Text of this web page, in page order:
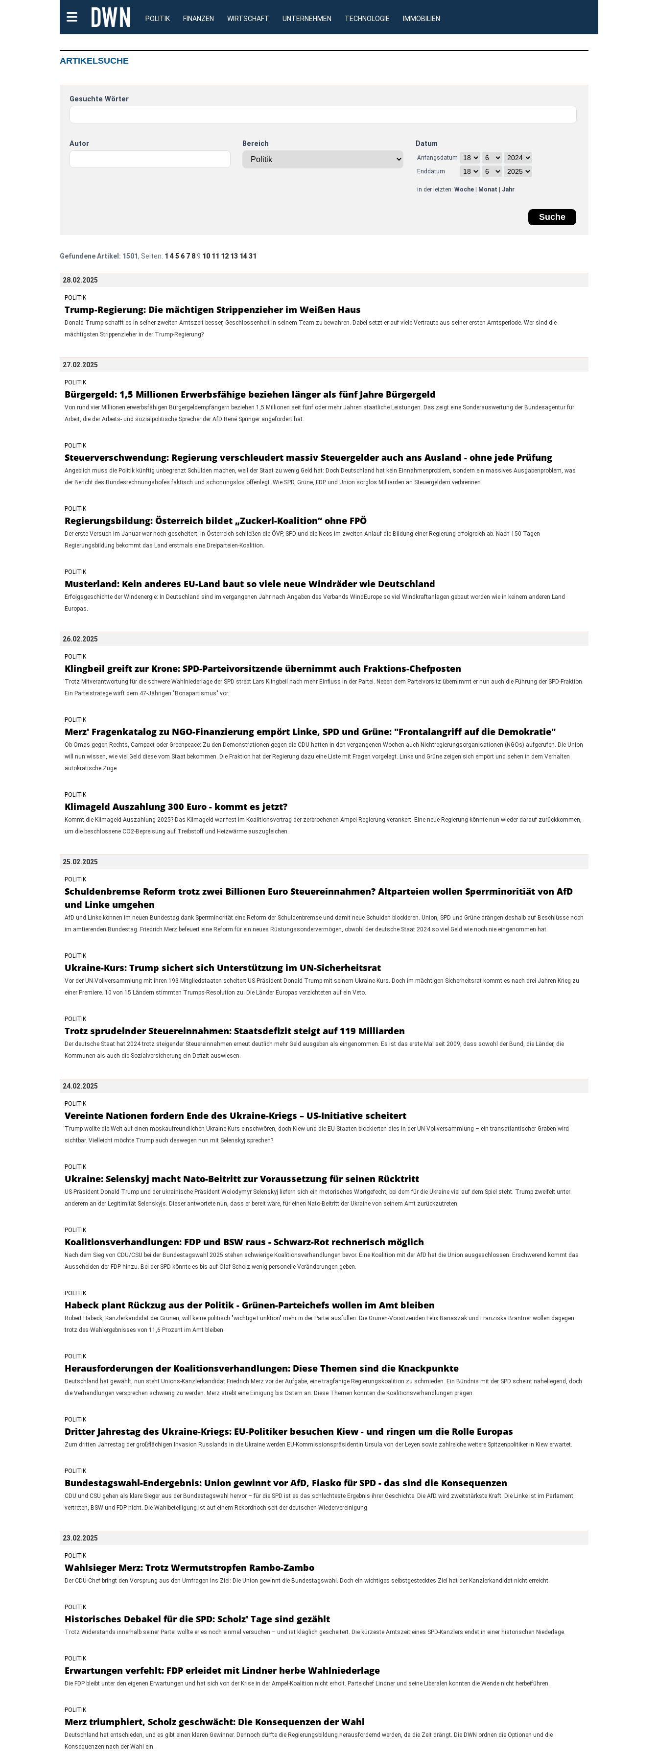
POLITIK FINANZEN WIRTSCHAFT UNTERNEHMEN TECHNOLOGIE IMMOBILIEN
ARTIKELSUCHE
Gesuchte Wörter
Autor Bereich Datum
Anfangsdatum
Enddatum
in der letzten: Woche| Monat Jahr
Gefundene Artikel: 1501, Seiten: 1 45 6 7 89 10 11 12 13 1431
28.02.2025
POLITIK
Trump-Regierung: Die mächtigen Strippenzieher im Weißen Haus
Donald Trump schafft es in seiner zweiten Amtszeit besser, Geschlossenheit in seinem Team zu bewahren. Dabei setzt er auf viele Vertraute aus seiner ersten Amtsperiode. Wer sind die
mächtigsten Strippenzieher in der Trump-Regierung?
27.02.2025
POLITIK
Bürgergeld: 1,5 Millionen Erwerbsfähige beziehen länger als fünf Jahre Bürgergeld
Von rund vier Millionen erwerbsfähigen Bürgergeldempfängern beziehen 1,5 Millionen seit fünf oder mehr Jahren staatliche Leistungen. Das zeigt eine Sonderauswertung der Bundesagentur für
Arbeit, die der Arbeits- und sozialpolitische Sprecher der AfD René Springer angefordert hat.
POLITIK
Steuerverschwendung: Regierung verschleudert massiv Steuergelder auch ans Ausland - ohne jede Prüfung
Angeblich muss die Politik künftig unbegrenzt Schulden machen, weil der Staat zu wenig Geld hat: Doch Deutschland hat kein Einnahmenproblem, sondern ein massives Ausgabenproblem, was
der Bericht des Bundesrechnungshofes faktisch und schonungslos offenlegt. Wie SPD, Grüne, FDP und Union sorglos Milliarden an Steuergeldern verbrennen.
POLITIK
Regierungsbildung: Österreich bildet „Zuckerl-Koalition“ ohne FPÖ
Der erste Versuch im Januar war noch gescheitert: In Österreich schließen die ÖVP, SPD und die Neos im zweiten Anlauf die Bildung einer Regierung erfolgreich ab. Nach 150 Tagen
Regierungsbildung bekommt das Land erstmals eine Dreiparteien-Koalition.
POLITIK
Musterland: Kein anderes EU-Land baut so viele neue Windräder wie Deutschland
Erfolgsgeschichte der Windenergie: In Deutschland sind im vergangenen Jahr nach Angaben des Verbands WindEurope so viel Windkraftanlagen gebaut worden wie in keinem anderen Land
Europas.
26.02.2025
POLITIK
Klingbeil greift zur Krone: SPD-Parteivorsitzende übernimmt auch Fraktions-Chefposten
Trotz Mitverantwortung für die schwere Wahlniederlage der SPD strebt Lars Klingbeil nach mehr Einfluss in der Partei. Neben dem Parteivorsitz übernimmt er nun auch die Führung der SPD-Fraktion.
Ein Parteistratege wirft dem 47-Jährigen "Bonapartismus" vor.
POLITIK
Merz' Fragenkatalog zu NGO-Finanzierung empört Linke, SPD und Grüne: "Frontalangriff auf die Demokratie"
Ob Omas gegen Rechts, Campact oder Greenpeace: Zu den Demonstrationen gegen die CDU hatten in den vergangenen Wochen auch Nichtregierungsorganisationen (NGOs) aufgerufen. Die Union
will nun wissen, wie viel Geld diese vom Staat bekommen. Die Fraktion hat der Regierung dazu eine Liste mit Fragen vorgelegt. Linke und Grüne zeigen sich empört und sehen in dem Verhalten
autokratische Züge.
POLITIK
Klimageld Auszahlung 300 Euro - kommt es jetzt?
Kommt die Klimageld-Auszahlung 2025? Das Klimageld war fest im Koalitionsvertrag der zerbrochenen Ampel-Regierung verankert. Eine neue Regierung könnte nun wieder darauf zurückkommen,
um die beschlossene CO2-Bepreisung auf Treibstoff und Heizwärme auszugleichen.
25.02.2025
POLITIK
Schuldenbremse Reform trotz zwei Billionen Euro Steuereinnahmen? Altparteien wollen Sperrminoritiät von AfD
und Linke umgehen
AfD und Linke können im neuen Bundestag dank Sperrminorität eine Reform der Schuldenbremse und damit neue Schulden blockieren. Union, SPD und Grüne drängen deshalb auf Beschlüsse noch
im amtierenden Bundestag. Friedrich Merz befeuert eine Reform für ein neues Rüstungssondervermögen, obwohl der deutsche Staat 2024 so viel Geld wie noch nie eingenommen hat.
POLITIK
Ukraine-Kurs: Trump sichert sich Unterstützung im UN-Sicherheitsrat
Vor der UN-Vollversammlung mit ihren 193 Mitgliedstaaten scheitert US-Präsident Donald Trump mit seinem Ukraine-Kurs. Doch im mächtigen Sicherheitsrat kommt es nach drei Jahren Krieg zu
einer Premiere. 10 von 15 Ländern stimmten Trumps-Resolution zu. Die Länder Europas verzichteten auf ein Veto.
POLITIK
Trotz sprudelnder Steuereinnahmen: Staatsdefizit steigt auf 119 Milliarden
Der deutsche Staat hat 2024 trotz steigender Steuereinnahmen erneut deutlich mehr Geld ausgeben als eingenommen. Es ist das erste Mal seit 2009, dass sowohl der Bund, die Länder, die
Kommunen als auch die Sozialversicherung ein Defizit auswiesen.
24.02.2025
POLITIK
Vereinte Nationen fordern Ende des Ukraine-Kriegs – US-Initiative scheitert
Trump wollte die Welt auf einen moskaufreundlichen Ukraine-Kurs einschwören, doch Kiew und die EU-Staaten blockierten dies in der UN-Vollversammlung – ein transatlantischer Graben wird
sichtbar. Vielleicht möchte Trump auch deswegen nun mit Selenskyj sprechen?
POLITIK
Ukraine: Selenskyj macht Nato-Beitritt zur Voraussetzung für seinen Rücktritt
US-Präsident Donald Trump und der ukrainische Präsident Wolodymyr Selenskyj liefern sich ein rhetorisches Wortgefecht, bei dem für die Ukraine viel auf dem Spiel steht. Trump zweifelt unter
anderem an der Legitimität Selenskyjs. Dieser antwortete nun, dass er bereit wäre, für einen Nato-Beitritt der Ukraine von seinem Amt zurückzutreten.
POLITIK
Koalitionsverhandlungen: FDP und BSW raus - Schwarz-Rot rechnerisch möglich
Nach dem Sieg von CDU/CSU bei der Bundestagswahl 2025 stehen schwierige Koalitionsverhandlungen bevor. Eine Koalition mit der AfD hat die Union ausgeschlossen. Erschwerend kommt das
Ausscheiden der FDP hinzu. Bei der SPD könnte es bis auf Olaf Scholz wenig personelle Veränderungen geben.
POLITIK
Habeck plant Rückzug aus der Politik - Grünen-Parteichefs wollen im Amt bleiben
Robert Habeck, Kanzlerkandidat der Grünen, will keine politisch "wichtige Funktion" mehr in der Partei ausfüllen. Die Grünen-Vorsitzenden Felix Banaszak und Franziska Brantner wollen dagegen
trotz des Wahlergebnisses von 11,6 Prozent im Amt bleiben.
POLITIK
Herausforderungen der Koalitionsverhandlungen: Diese Themen sind die Knackpunkte
Deutschland hat gewählt, nun steht Unions-Kanzlerkandidat Friedrich Merz vor der Aufgabe, eine tragfähige Regierungskoalition zu schmieden. Ein Bündnis mit der SPD scheint naheliegend, doch
die Verhandlungen versprechen schwierig zu werden. Merz strebt eine Einigung bis Ostern an. Diese Themen könnten die Koalitionsverhandlungen prägen.
POLITIK
Dritter Jahrestag des Ukraine-Kriegs: EU-Politiker besuchen Kiew - und ringen um die Rolle Europas
Zum dritten Jahrestag der großflächigen Invasion Russlands in die Ukraine werden EU-Kommissionspräsidentin Ursula von der Leyen sowie zahlreiche weitere Spitzenpolitiker in Kiew erwartet.
POLITIK
Bundestagswahl-Endergebnis: Union gewinnt vor AfD, Fiasko für SPD - das sind die Konsequenzen
CDU und CSU gehen als klare Sieger aus der Bundestagswahl hervor – für die SPD ist es das schlechteste Ergebnis ihrer Geschichte. Die AfD wird zweitstärkste Kraft. Die Linke ist im Parlament
vertreten, BSW und FDP nicht. Die Wahlbeteiligung ist auf einem Rekordhoch seit der deutschen Wiedervereinigung.
23.02.2025
POLITIK
Wahlsieger Merz: Trotz Wermutstropfen Rambo-Zambo
Der CDU-Chef bringt den Vorsprung aus den Umfragen ins Ziel: Die Union gewinnt die Bundestagswahl. Doch ein wichtiges selbstgestecktes Ziel hat der Kanzlerkandidat nicht erreicht.
POLITIK
Historisches Debakel für die SPD: Scholz' Tage sind gezählt
Trotz Widerstands innerhalb seiner Partei wollte er es noch einmal versuchen – und ist kläglich gescheitert. Die kürzeste Amtszeit eines SPD-Kanzlers endet in einer historischen Niederlage.
POLITIK
Erwartungen verfehlt: FDP erleidet mit Lindner herbe Wahlniederlage
Die FDP bleibt unter den eigenen Erwartungen und hat sich von der Krise in der Ampel-Koalition nicht erholt. Parteichef Lindner und seine Liberalen konnten die Wende nicht herbeiführen.
POLITIK
Merz triumphiert, Scholz geschwächt: Die Konsequenzen der Wahl
Deutschland hat entschieden, und es gibt einen klaren Gewinner. Dennoch dürfte die Regierungsbildung herausfordernd werden, da die Zeit drängt. Die DWN ordnen die Optionen und die
Konsequenzen nach der Wahl ein.